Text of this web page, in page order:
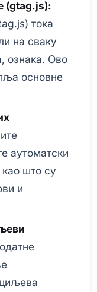
(gtag.js):
тока
на сваку
ознака. Ово
основне
аутоматски
што су
и